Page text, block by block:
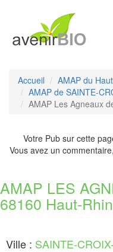
Accueil
AMAP du
AMAP de SAINTE-
AMAP Les Agneaux
Votre Pub sur cette
Vous avez un
AMAP LES
68160 Haut-Rhin
Ville : SAINTE-